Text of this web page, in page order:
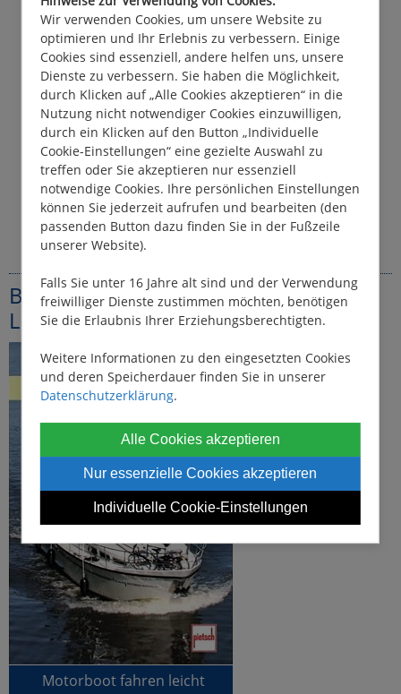
Wir verwenden Cookies, um unsere Website zu
optimieren und Ihr Erlebnis zu verbessern. Einige
Cookies sind essenziell, andere helfen uns, unsere
Dienste zu verbessern. Sie haben die Möglichkeit,
durch Klicken auf „Alle Cookies akzeptieren“ in die
Nutzung nicht notwendiger Cookies einzuwilligen,
durch ein Klicken auf den Button „Individuelle
Cookie-Einstellungen“ eine gezielte Auswahl zu
treffen oder Sie akzeptieren nur essenziell
notwendige Cookies. Ihre persönlichen Einstellungen
können Sie jederzeit aufrufen und bearbeiten (den
passenden Button dazu finden Sie in der Fußzeile
unserer Website).
Falls Sie unter 16 Jahre alt sind und der Verwendung
freiwilliger Dienste zustimmen möchten, benötigen
Sie die Erlaubnis Ihrer Erziehungsberechtigten.
Weitere Informationen zu den eingesetzten Cookies
und deren Speicherdauer finden Sie in unserer
Datenschutzerklärung.
Alle Cookies akzeptieren
Nur essenzielle Cookies akzeptieren
Individuelle Cookie-Einstellungen
Hausboot-Basis Woubrugge
Bücher-Quellen & Weiterführende
Literatur
Motorboot fahren leicht